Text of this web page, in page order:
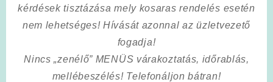
kérdések tisztázása mely kosaras rendelés esetén
nem lehetséges! Hívását azonnal az üzletvezető
fogadja!
Nincs „zenélő” MENÜS várakoztatás, időrablás,
mellébeszélés! Telefonáljon bátran!